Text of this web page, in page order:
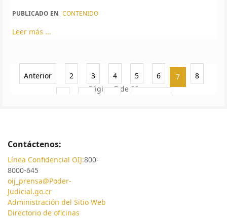
PUBLICADO EN CONTENIDO
Leer más ...
Anterior 2 3 4 5 6 7 8
Página 7 de 22
Contáctenos:
Línea Confidencial OIJ:800-
8000-645
oij_prensa@Poder-
Judicial.go.cr
Administración del Sitio Web
Directorio de oficinas